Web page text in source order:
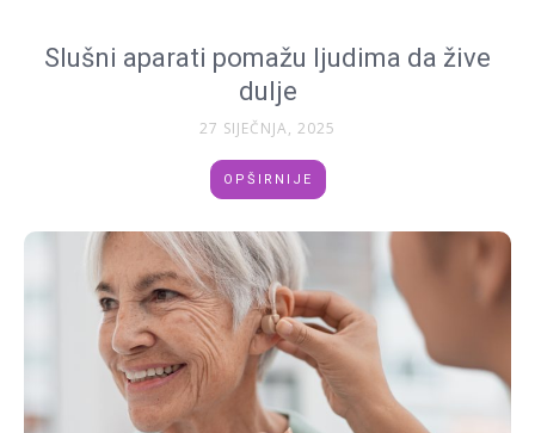
Slušni aparati pomažu ljudima da žive
dulje
27 SIJEČNJA, 2025
OPŠIRNIJE